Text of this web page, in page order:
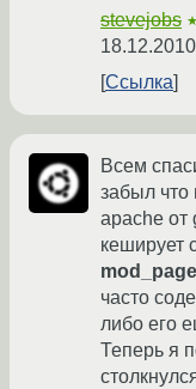
stevejobs
Ссылка
Всем
забыл что
apache от
кеширует
часто
либо его
Теперь я